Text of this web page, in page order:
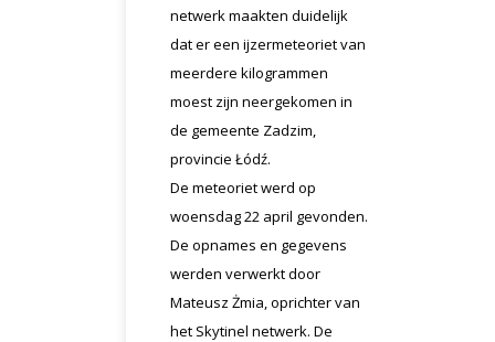
netwerk maakten duidelijk
dat er een ijzermeteoriet van
meerdere kilogrammen
moest zijn neergekomen in
de gemeente Zadzim,
provincie Łódź.
De meteoriet werd op
woensdag 22 april gevonden.
De opnames en gegevens
werden verwerkt door
Mateusz Żmia, oprichter van
het Skytinel netwerk. De